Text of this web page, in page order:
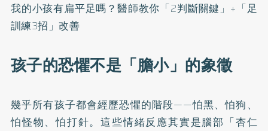
我的小孩有扁平足嗎？醫師教你「2判斷關鍵」+「足
訓練3招」改善
孩子的恐懼不是「膽小」的象徵
幾乎所有孩子都會經歷恐懼的階段——怕黑、怕狗、
怕怪物、怕打針。這些情緒反應其實是腦部「杏仁